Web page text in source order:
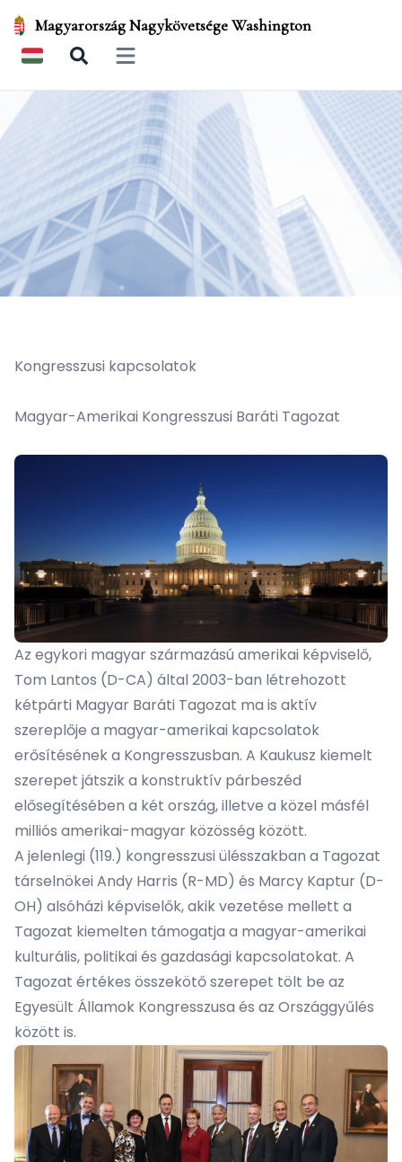
Magyarország Nagykövetsége Washington
Open main menu
Kongresszusi kapcsolatok
Magyar-Amerikai Kongresszusi Baráti Tagozat
Az egykori magyar származású amerikai képviselő,
Tom Lantos (D-CA) által 2003-ban létrehozott
kétpárti Magyar Baráti Tagozat ma is aktív
szereplője a magyar-amerikai kapcsolatok
erősítésének a Kongresszusban. A Kaukusz kiemelt
szerepet játszik a konstruktív párbeszéd
elősegítésében a két ország, illetve a közel másfél
milliós amerikai-magyar közösség között.
A jelenlegi (119.) kongresszusi ülésszakban a Tagozat
társelnökei Andy Harris (R-MD) és Marcy Kaptur (D-
OH) alsóházi képviselők, akik vezetése mellett a
Tagozat kiemelten támogatja a magyar-amerikai
kulturális, politikai és gazdasági kapcsolatokat. A
Tagozat értékes összekötő szerepet tölt be az
Egyesült Államok Kongresszusa és az Országgyűlés
között is.